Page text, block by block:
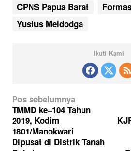
CPNS Papua Barat
Yustus Meidodga
Ikuti Kami
N
a
v
i
Pos sebelumnya
TMMD ke–104 Tahun
2019, Kodim
1801/Manokwari
Dipusat di Distrik Tanah